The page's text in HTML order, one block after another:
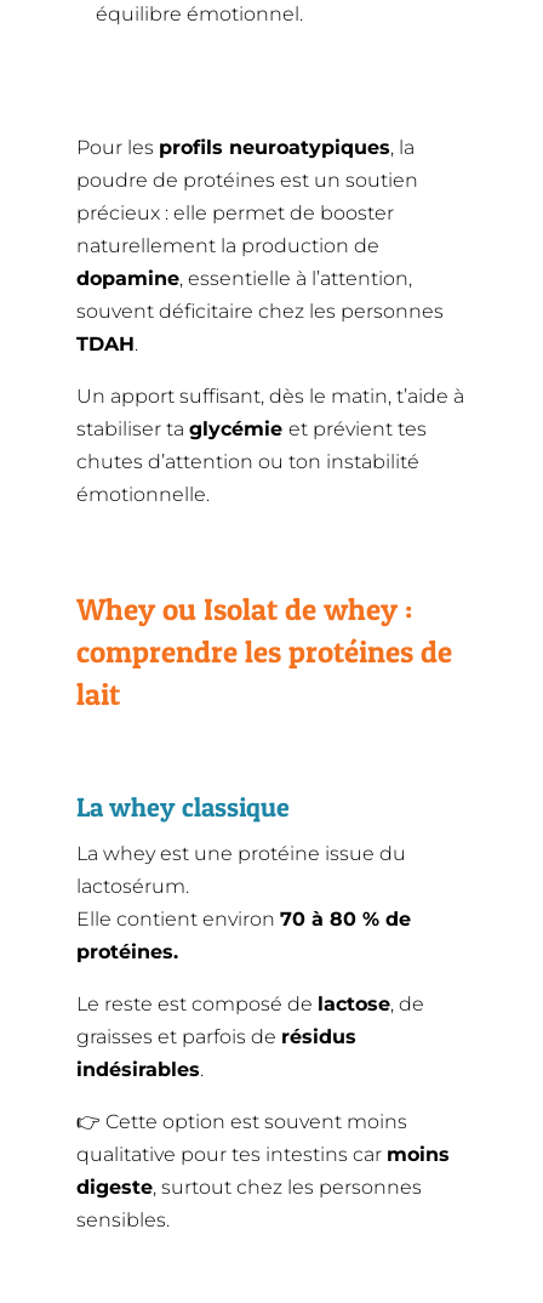
équilibre émotionnel.
Pour les profils neuroatypiques, la
poudre de protéines est un soutien
précieux : elle permet de booster
naturellement la production de
dopamine, essentielle à l’attention,
souvent déficitaire chez les personnes
TDAH.
Un apport suffisant, dès le matin, t’aide à
stabiliser ta glycémie et prévient tes
chutes d’attention ou ton instabilité
émotionnelle.
Whey ou Isolat de whey :
comprendre les protéines de
lait
La whey classique
La whey est une protéine issue du
lactosérum.
Elle contient environ 70 à 80 % de
protéines.
Le reste est composé de lactose, de
graisses et parfois de résidus
indésirables.
👉 Cette option est souvent moins
qualitative pour tes intestins car moins
digeste, surtout chez les personnes
sensibles.